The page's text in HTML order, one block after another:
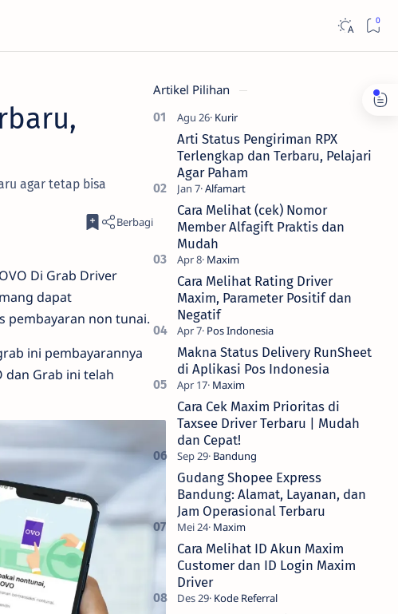
agar tetap bisa
Di Grab Driver
dapat
pembayaran non tunai.
ini pembayarannya
dan Grab ini telah
Artikel Pilihan
Arti Status Pengiriman RPX
Terlengkap dan Terbaru, Pelajari
Agar Paham
Cara Melihat (cek) Nomor
Member Alfagift Praktis dan
Mudah
Cara Melihat Rating Driver
Maxim, Parameter Positif dan
Negatif
Makna Status Delivery RunSheet
di Aplikasi Pos Indonesia
Cara Cek Maxim Prioritas di
Taxsee Driver Terbaru | Mudah
dan Cepat!
Gudang Shopee Express
Bandung: Alamat, Layanan, dan
Jam Operasional Terbaru
Cara Melihat ID Akun Maxim
Customer dan ID Login Maxim
Driver